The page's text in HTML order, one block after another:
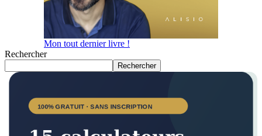
Mon tout dernier livre !
Rechercher
Rechercher